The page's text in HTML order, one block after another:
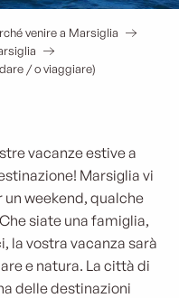
venire a Marsiglia
/ o viaggiare)
vacanze estive a
Marsiglia vi
weekend, qualche
siate una famiglia,
la vostra vacanza sarà
e natura. La città di
delle destinazioni